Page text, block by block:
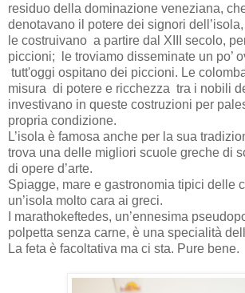
residuo della dominazione veneziana,
denotavano il potere dei signori dell’isola,
le costruivano a partire dal XIII secolo,
piccioni; le troviamo disseminate un po’
tutt'oggi ospitano dei piccioni. Le
misura di potere e ricchezza tra i nobili
investivano in queste costruzioni per
propria condizione.
L’isola è famosa anche per la sua
trova una delle migliori scuole greche di
di opere d’arte.
Spiagge, mare e gastronomia tipici delle
un’isola molto cara ai greci.
I marathokeftedes, un’ennesima
polpetta senza carne, è una specialità
La feta è facoltativa ma ci sta. Pure bene.